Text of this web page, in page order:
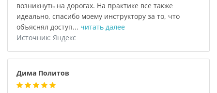
возникнуть на дорогах. На практике все также
идеально, спасибо моему инструктору за то, что
объяснял доступ... читать далее
Источник: Яндекс
Дима Политов